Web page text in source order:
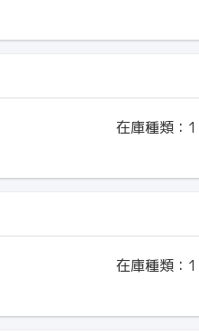
在庫種類： 1
在庫種類： 1